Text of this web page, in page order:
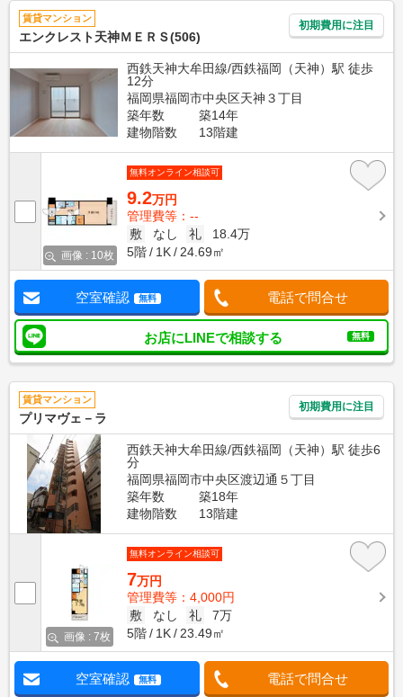
賃貸マンション
エンクレスト天神ＭＥＲＳ(506)
初期費用に注目
西鉄天神大牟田線/西鉄福岡（天神）駅 徒歩
12分
福岡県福岡市中央区天神３丁目
築年数
築14年
建物階数
13階建
画像 : 10枚
無料オンライン相談可
9.2万円
管理費等：--
敷
なし 礼
18.4万
5階
1K 24.69㎡
空室確認 無料 電話で問合せ
お店にLINEで相談する 無料
賃貸マンション
プリマヴェ－ラ
初期費用に注目
西鉄天神大牟田線/西鉄福岡（天神）駅 徒歩6
分
福岡県福岡市中央区渡辺通５丁目
築年数
築18年
建物階数
13階建
画像 : 7枚
無料オンライン相談可
7万円
管理費等：4,000円
敷
なし 礼
7万
5階
1K 23.49㎡
空室確認 無料 電話で問合せ